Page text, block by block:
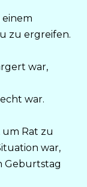
zu ergreifen.
war,
war.
um Rat zu
war,
Geburtstag